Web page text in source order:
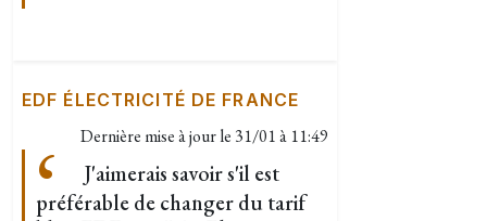
EDF ÉLECTRICITÉ DE FRANCE
Dernière mise à jour le 31/01 à 11:49
J'aimerais savoir s'il est
préférable de changer du tarif